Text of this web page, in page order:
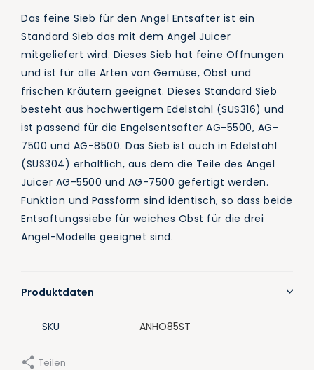
Das feine Sieb für den Angel Entsafter ist ein
Standard Sieb das mit dem Angel Juicer
mitgeliefert wird. Dieses Sieb hat feine Öffnungen
und ist für alle Arten von Gemüse, Obst und
frischen Kräutern geeignet. Dieses Standard Sieb
besteht aus hochwertigem Edelstahl (SUS316) und
ist passend für die Engelsentsafter AG-5500, AG-
7500 und AG-8500. Das Sieb ist auch in Edelstahl
(SUS304) erhältlich, aus dem die Teile des Angel
Juicer AG-5500 und AG-7500 gefertigt werden.
Funktion und Passform sind identisch, so dass beide
Entsaftungssiebe für weiches Obst für die drei
Angel-Modelle geeignet sind.
Produktdaten
SKU ANHO85ST
Teilen